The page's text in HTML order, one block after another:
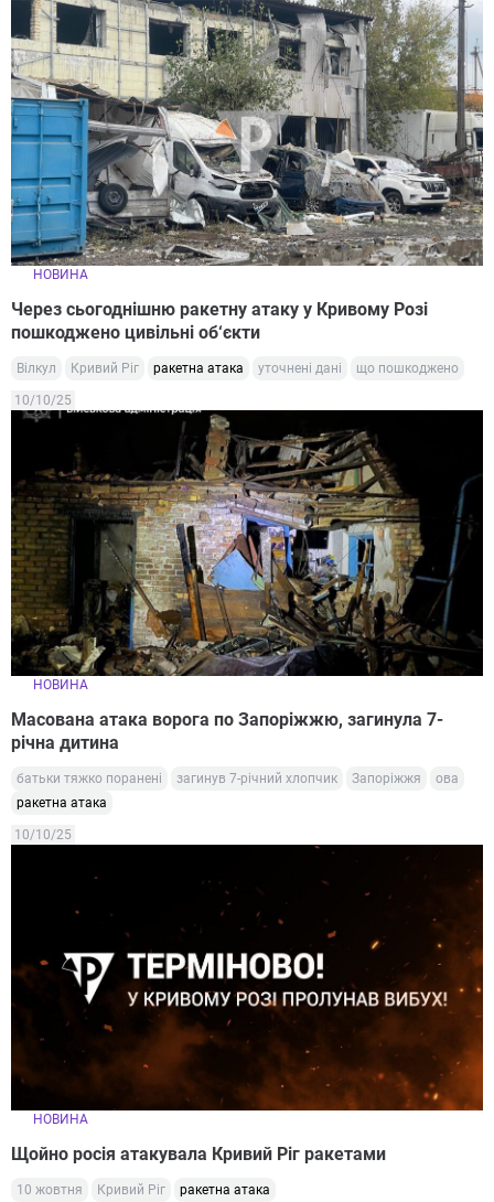
НОВИНА
Через сьогоднішню ракетну атаку у Кривому Розі
пошкоджено цивільні об‘єкти
Вілкул Кривий Ріг ракетна атака уточнені дані що пошкоджено
10/10/25
НОВИНА
Масована атака ворога по Запоріжжю, загинула 7-
річна дитина
батьки тяжко поранені загинув 7-річний хлопчик Запоріжжя
ова
ракетна атака
10/10/25
НОВИНА
Щойно росія атакувала Кривий Ріг ракетами
10 жовтня Кривий Ріг ракетна атака